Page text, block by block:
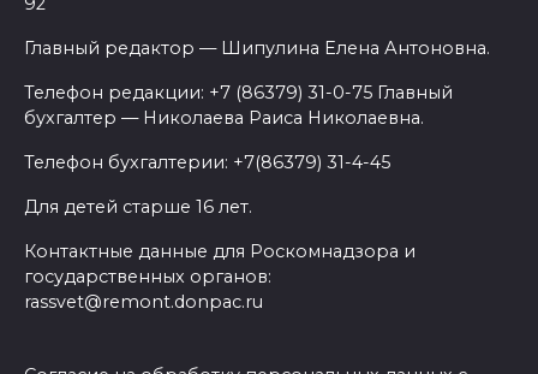
Главный редактор — Шипулина Елена Антоновна.
Телефон редакции: +7 (86379) 31-0-75 Главный
бухгалтер — Николаева Раиса Николаевна.
Телефон бухгалтерии: +7(86379) 31-4-45
Для детей старше 16 лет.
Контактные данные для Роскомнадзора и
государственных органов:
rassvet@remont.donpac.ru